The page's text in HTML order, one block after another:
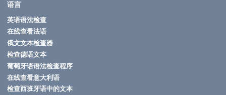
语言
英语语法检查
在线查看法语
俄文文本检查器
检查德语文本
葡萄牙语语法检查程序
在线查看意大利语
检查西班牙语中的文本